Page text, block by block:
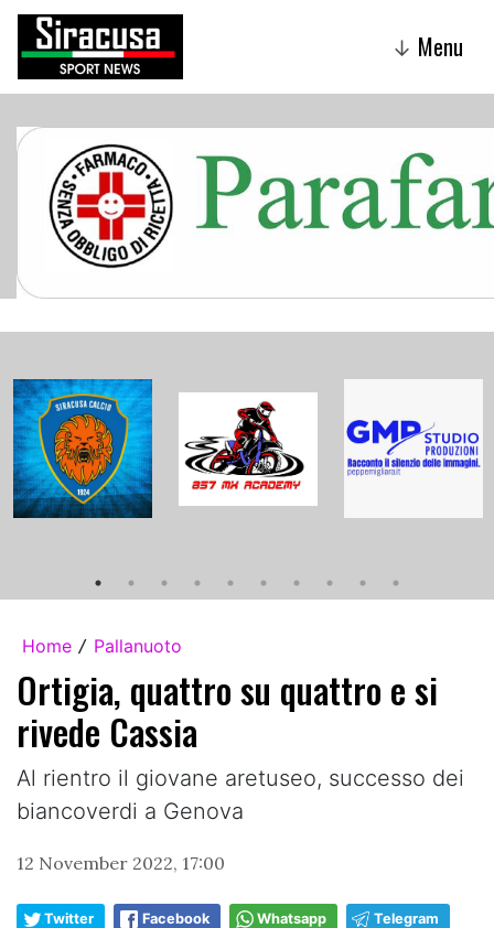
↓ Menu
Home / Pallanuoto
Ortigia, quattro su quattro e si
rivede Cassia
Al rientro il giovane aretuseo, successo dei
biancoverdi a Genova
12 November 2022, 17:00
Twitter Facebook Whatsapp Telegram